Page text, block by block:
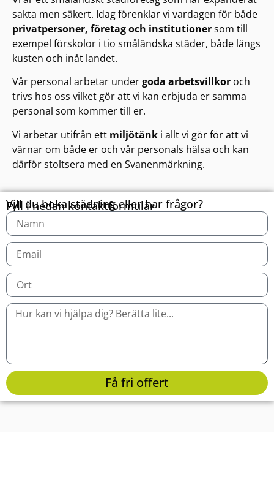
sakta men säkert. Idag förenklar vi vardagen för både
privatpersoner, företag och institutionersom till
exempel förskolor i tio småländska städer, både längs
kusten och inåt landet.
Vår personal arbetar undergoda arbetsvillkor och
trivs hos oss vilket gör att vi kan erbjuda er samma
personal som kommer till er.
Vi arbetar utifrån ett miljötänk i allt vi gör för att vi
värnar om både er och vår personals hälsa och kan
därför stoltsera med en Svanenmärkning.
Vill du boka städning eller har frågor?
Fyll i nedan kontaktformulär
Få fri offert